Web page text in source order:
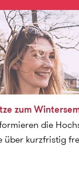
zum
die
über kurzfristig